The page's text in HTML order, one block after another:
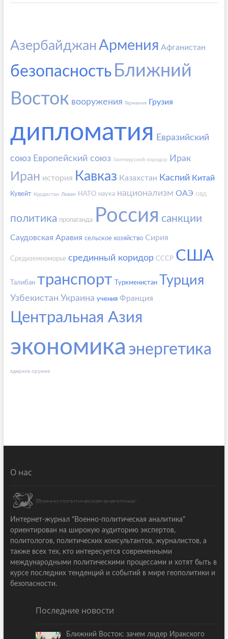
АзербайджанАрмения Афганистан
безопасность Ближний
Восток вооружения Германия Грузия
дипломатия Евразийский
союз Европейский союз Зангезурский коридор Ирак
Иран история Кавказ Казахстан Каспий Китай
Кувейт Курдистан Ливан НАТО наука национализм ОАЭ ОВД
политика пропаганда Россия санкции
Саудовская Аравия сельское хозяйство Сирия
Средиземноморье срединный коридор СССР США
Талибан транспорт Туркменистан Турция
Узбекистан Украина учения Франция
Центральная Азия
экономика энергетика
ядерное оружие
О нас
Интернет-журнал "Военно-политическая аналитика"
ориентирован на широкую аудиторию экспертов,
политологов, политических консультантов, журналистов, а
также всех тех, кто интересуется современными
международными политическими процессами и хотят быть в
курсе последних тенденций и событий в мире геополитики и
безопасности.
Последние новости
Ближний Восток: зачем лидер Иракского